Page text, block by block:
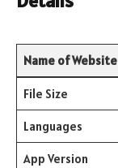
Name of Website
File Size
Languages
App Version